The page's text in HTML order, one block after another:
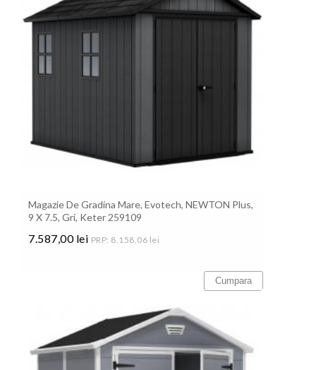
Magazie De Gradina Mare, Evotech, NEWTON Plus,
9 X 7.5, Gri, Keter 259109
7.587,00 lei PRP: 8.158,06 lei
Cumpara